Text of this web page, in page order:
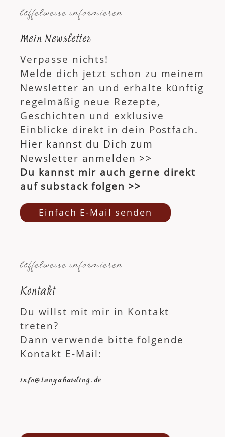
löffelweise informieren
Mein Newsletter
Verpasse nichts!
Melde dich jetzt schon zu meinem
Newsletter an und erhalte künftig
regelmäßig neue Rezepte,
Geschichten und exklusive
Einblicke direkt in dein Postfach.
Hier kannst du Dich zum
Newsletter anmelden >>
Du kannst mir auch gerne direkt
auf substack folgen >>
Einfach E-Mail senden
löffelweise informieren
Kontakt
Du willst mit mir in Kontakt
treten?
Dann verwende bitte folgende
Kontakt E-Mail:
info@tanyaharding.de